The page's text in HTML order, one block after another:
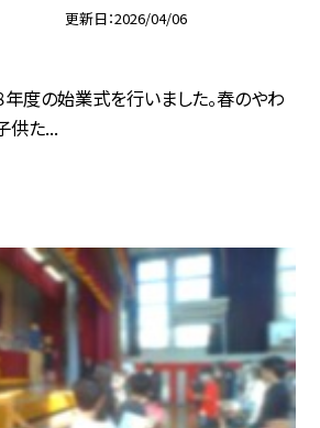
更新日 2026/04/06
年度の始業式を行いました。春のやわ
供た...